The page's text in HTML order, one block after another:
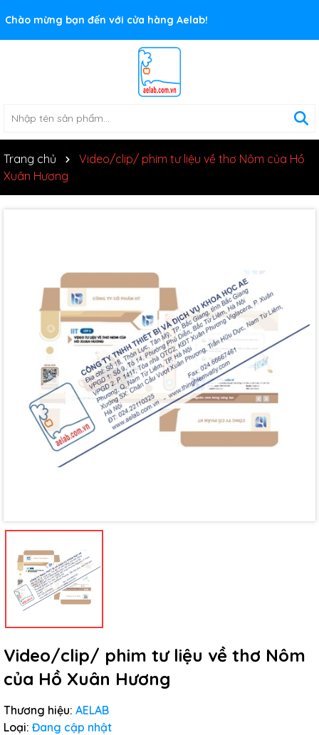
Chào mừng bạn đến với cửa hàng Aelab!
Rất nhiều ưu đãi và chương trình khuyến mãi đang chờ đợi
bạn
Trang chủ
Video/clip/ phim tư liệu về thơ Nôm của Hồ
Xuân Hương
Video/clip/ phim tư liệu về thơ Nôm
của Hồ Xuân Hương
Thương hiệu: AELAB
Loại: Đang cập nhật